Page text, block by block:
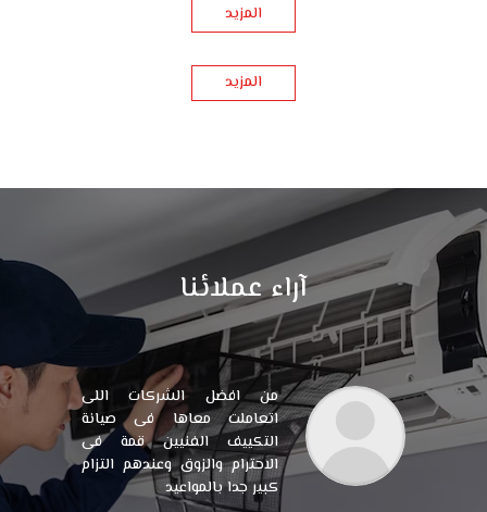
المزيد
المزيد
آراء عملائنا
من افضل الشركات اللى
اتعاملت معاها فى صيانة
التكييف الفنيين قمة فى
الاحترام والزوق وعندهم التزام
كبير جدا بالمواعيد